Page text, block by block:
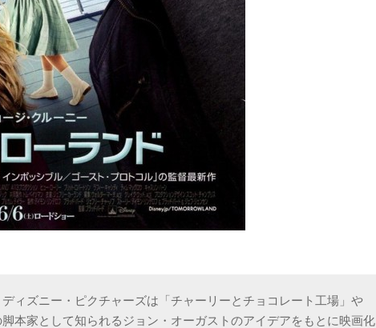
ィズニー・ピクチャーズは「チャーリーとチョコレート工場」や
脚本家として知られるジョン・オーガストのアイデアをもとに映画化